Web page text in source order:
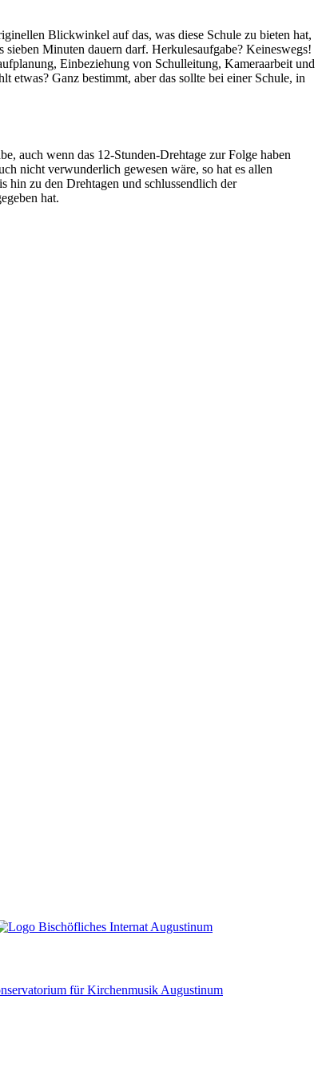
Blickwinkel auf das, was diese Schule zu bieten hat,
Minuten dauern darf. Herkulesaufgabe? Keineswegs!
Einbeziehung von Schulleitung, Kameraarbeit und
Ganz bestimmt, aber das sollte bei einer Schule, in
auch wenn das 12-Stunden-Drehtage zur Folge haben
nicht verwunderlich gewesen wäre, so hat es allen
hin zu den Drehtagen und schlussendlich der
hat.